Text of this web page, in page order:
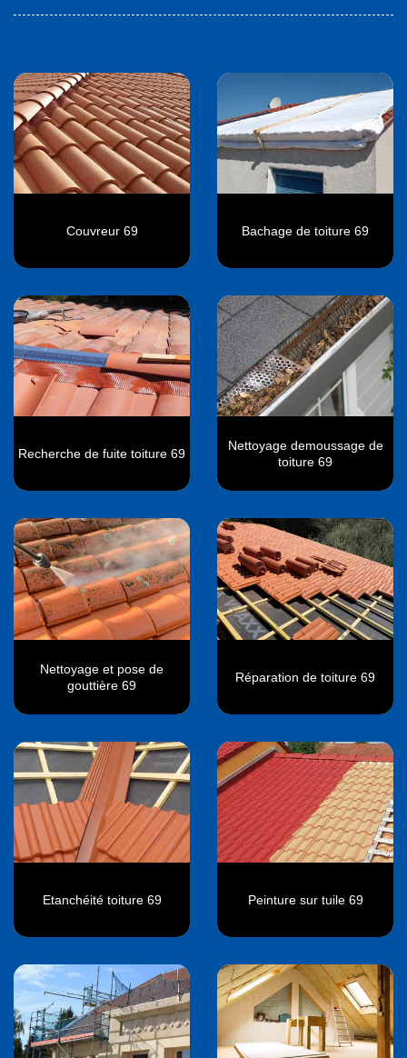
Couvreur 69 Bachage de toiture 69
Recherche de fuite toiture 69
Nettoyage demoussage de
toiture 69
Nettoyage et pose de
gouttière 69
Réparation de toiture 69
Etanchéité toiture 69 Peinture sur tuile 69